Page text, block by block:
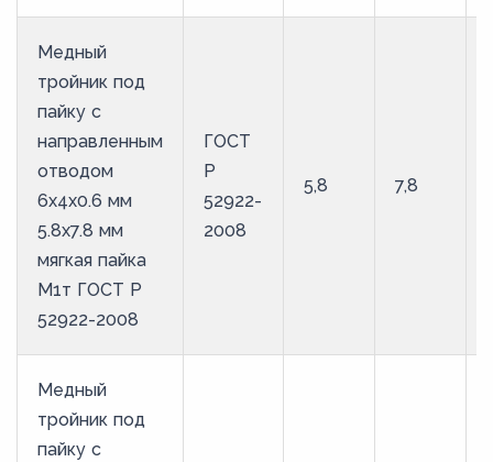
Медный
тройник под
пайку с
направленным
отводом
6х4х0.6 мм
5.8х7.8 мм
мягкая пайка
М1т ГОСТ Р
52922-2008
ГОСТ
Р
52922-
2008
5,8 7,8
Медный
тройник под
пайку с